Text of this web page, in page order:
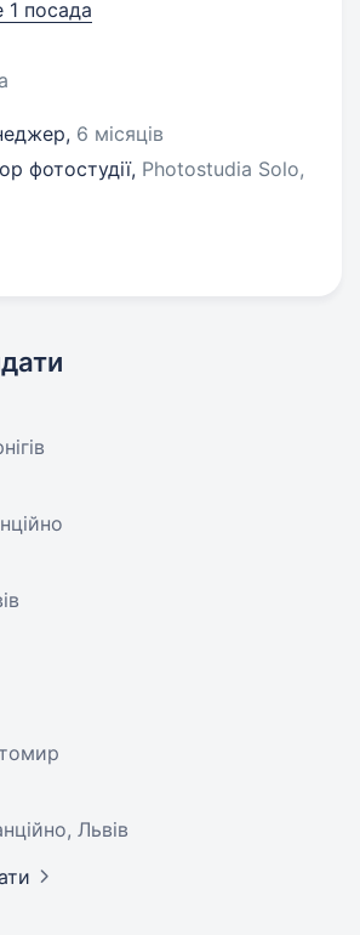
1 посада
6 місяців
фотостудії, Photostudia Solo,
Львів